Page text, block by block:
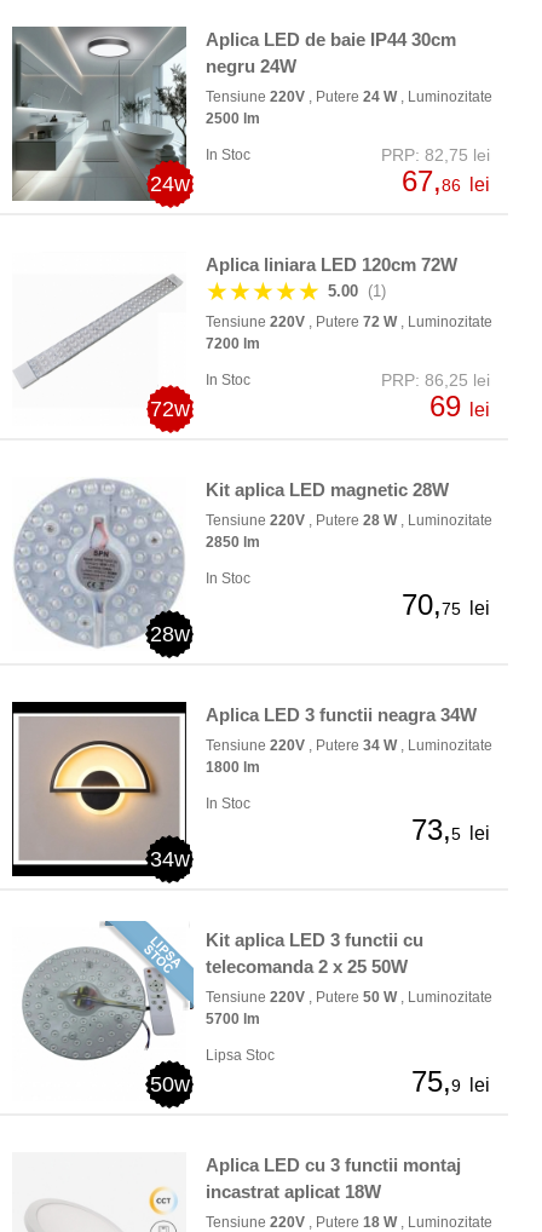
24w
Aplica LED de baie IP44 30cm
negru 24W
Tensiune 220V , Putere 24 W, Luminozitate
2500 lm
In Stoc PRP: 82,75 lei
67,86 lei
72w
Aplica liniara LED 120cm 72W
★★★★★ 5.00 (1)
Tensiune 220V , Putere 72 W, Luminozitate
7200 lm
In Stoc PRP: 86,25 lei
69 lei
28w
Kit aplica LED magnetic 28W
Tensiune 220V , Putere 28 W, Luminozitate
2850 lm
In Stoc
70,75 lei
34w
Aplica LED 3 functii neagra 34W
Tensiune 220V , Putere 34 W, Luminozitate
1800 lm
In Stoc
73,5 lei
50w
Kit aplica LED 3 functii cu
telecomanda 2 x 25 50W
Tensiune 220V , Putere 50 W, Luminozitate
5700 lm
Lipsa Stoc
75,9 lei
Aplica LED cu 3 functii montaj
incastrat aplicat 18W
Tensiune 220V , Putere 18 W, Luminozitate